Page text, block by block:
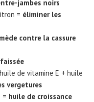
jambes noirs
= éliminer les
contre la cassure
de vitamine E + huile
vergetures
= huile de croissance